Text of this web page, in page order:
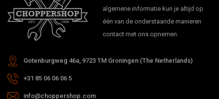
algemene informatie kun je altijd op
één van de onderstaande manieren
contact met ons opnemen.
Gotenburgweg 46a, 9723 TM Groningen (The Netherlands)
+31 85 06 06 06 5
info@choppershop.com